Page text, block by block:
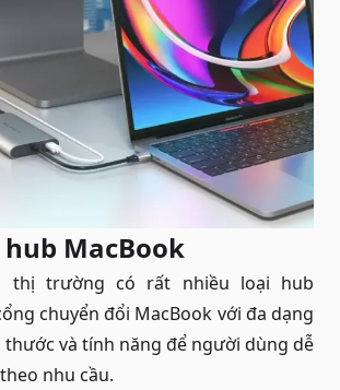
MacBook
thị trường có rất nhiều loại hub
chuyển đổi MacBook với đa dạng
thước và tính năng để người dùng dễ
nhu cầu.